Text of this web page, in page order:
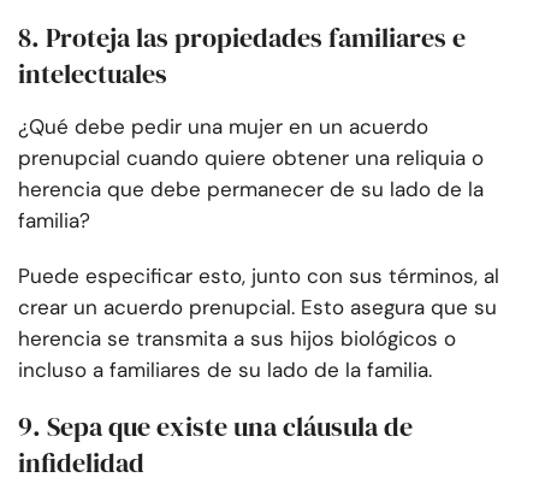
8. Proteja las propiedades familiares e
intelectuales
¿Qué debe pedir una mujer en un acuerdo
prenupcial cuando quiere obtener una reliquia o
herencia que debe permanecer de su lado de la
familia?
Puede especificar esto, junto con sus términos, al
crear un acuerdo prenupcial. Esto asegura que su
herencia se transmita a sus hijos biológicos o
incluso a familiares de su lado de la familia.
9. Sepa que existe una cláusula de
infidelidad